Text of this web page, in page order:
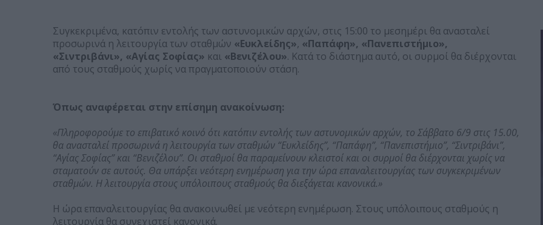
Συγκεκριμένα, κατόπιν εντολής των αστυνομικών αρχών, στις 15:00 το μεσημέρι θα ανασταλεί
προσωρινά η λειτουργία των σταθμών «Ευκλείδης», «Παπάφη», «Πανεπιστήμιο»,
«Σιντριβάνι», «Αγίας Σοφίας» και «Βενιζέλου». Κατά το διάστημα αυτό, οι συρμοί θα διέρχονται
από τους σταθμούς χωρίς να πραγματοποιούν στάση.
Όπως αναφέρεται στην επίσημη ανακοίνωση:
«Πληροφορούμε το επιβατικό κοινό ότι κατόπιν εντολής των αστυνομικών αρχών, το Σάββατο 6/9 στις 15.00,
θα ανασταλεί προσωρινά η λειτουργία των σταθμών “Ευκλείδης”, “Παπάφη”, “Πανεπιστήμιο”, “Σιντριβάνι”,
“Αγίας Σοφίας” και “Βενιζέλου”. Oι σταθμοί θα παραμείνουν κλειστοί και οι συρμοί θα διέρχονται χωρίς να
σταματούν σε αυτούς. Θα υπάρξει νεότερη ενημέρωση για την ώρα επαναλειτουργίας των συγκεκριμένων
σταθμών. H λειτουργία στους υπόλοιπους σταθμούς θα διεξάγεται κανονικά.»
Η ώρα επαναλειτουργίας θα ανακοινωθεί με νεότερη ενημέρωση. Στους υπόλοιπους σταθμούς η
λειτουργία θα συνεχιστεί κανονικά.